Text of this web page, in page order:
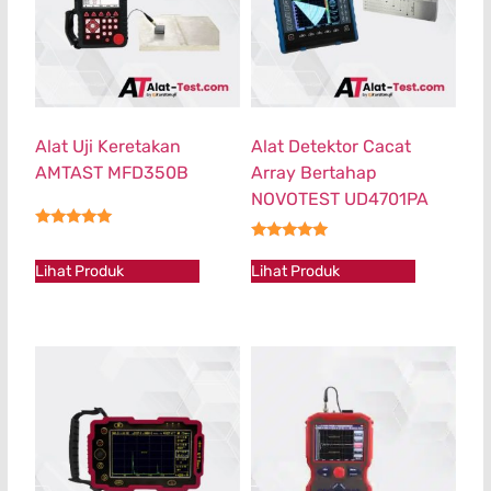
Alat Uji Keretakan
AMTAST MFD350B
Lihat Produk
Alat Detektor Cacat
Array Bertahap
NOVOTEST UD4701PA
Lihat Produk